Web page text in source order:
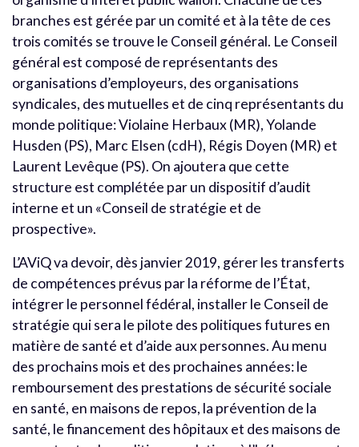
branches est gérée par un comité et à la tête de ces
trois comités se trouve le Conseil général. Le Conseil
général est composé de représentants des
organisations d’employeurs, des organisations
syndicales, des mutuelles et de cinq représentants du
monde politique: Violaine Herbaux (MR), Yolande
Husden (PS), Marc Elsen (cdH), Régis Doyen (MR) et
Laurent Levêque (PS). On ajoutera que cette
structure est complétée par un dispositif d’audit
interne et un «Conseil de stratégie et de
prospective».
L’AViQ va devoir, dès janvier 2019, gérer les transferts
de compétences prévus par la réforme de l’État,
intégrer le personnel fédéral, installer le Conseil de
stratégie qui sera le pilote des politiques futures en
matière de santé et d’aide aux personnes. Au menu
des prochains mois et des prochaines années: le
remboursement des prestations de sécurité sociale
en santé, en maisons de repos, la prévention de la
santé, le financement des hôpitaux et des maisons de